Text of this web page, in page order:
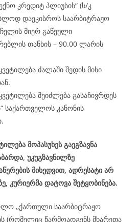
კრედიტ პლიუსის“ (ს/კ
დაეკისროს საარბიტრაჟო
მიერ გაწეული
თანხის – 90.00 ლარის
ძალაში შედის მისი
შეიძლება გასაჩივრდეს
საქართველოს კანონის
მოპასუხეს გაეგზავნა
უკუგზავნილზე
მიხედვით, ადრესატი არ
კურიერმა დატოვა შეტყობინება.
,,ქართული საარბიტრაჟო
(რომელიც წარმოადგენს მხარეთა